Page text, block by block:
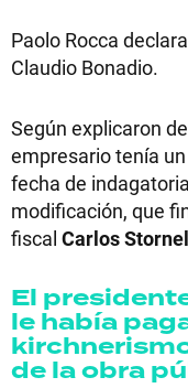
Paolo Rocca
Claudio Bonadio.
Según explicaron
empresario tenía
fecha de
modificación, que
fiscal Carlos
El
le había
de la obra